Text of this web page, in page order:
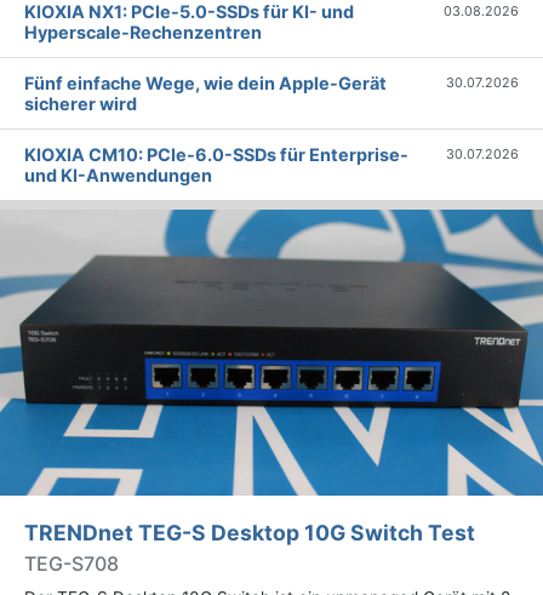
KIOXIA NX1: PCIe-5.0-SSDs für KI- und
Hyperscale-Rechenzentren
03.08.2026
Fünf einfache Wege, wie dein Apple-Gerät
sicherer wird
30.07.2026
KIOXIA CM10: PCIe-6.0-SSDs für Enterprise-
und KI-Anwendungen
30.07.2026
TRENDnet TEG-S Desktop 10G Switch Test
TEG-S708